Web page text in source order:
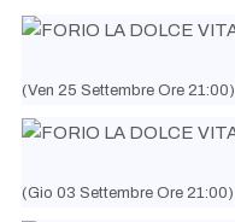
(Ven 25 Settembre Ore 21:00)
(Gio 03 Settembre Ore 21:00)